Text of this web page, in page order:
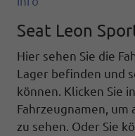
Seat Leon
Hier sehen Sie die
Lager befinden und
können. Klicken Sie
Fahrzeugnamen, um
zu sehen. Oder Sie